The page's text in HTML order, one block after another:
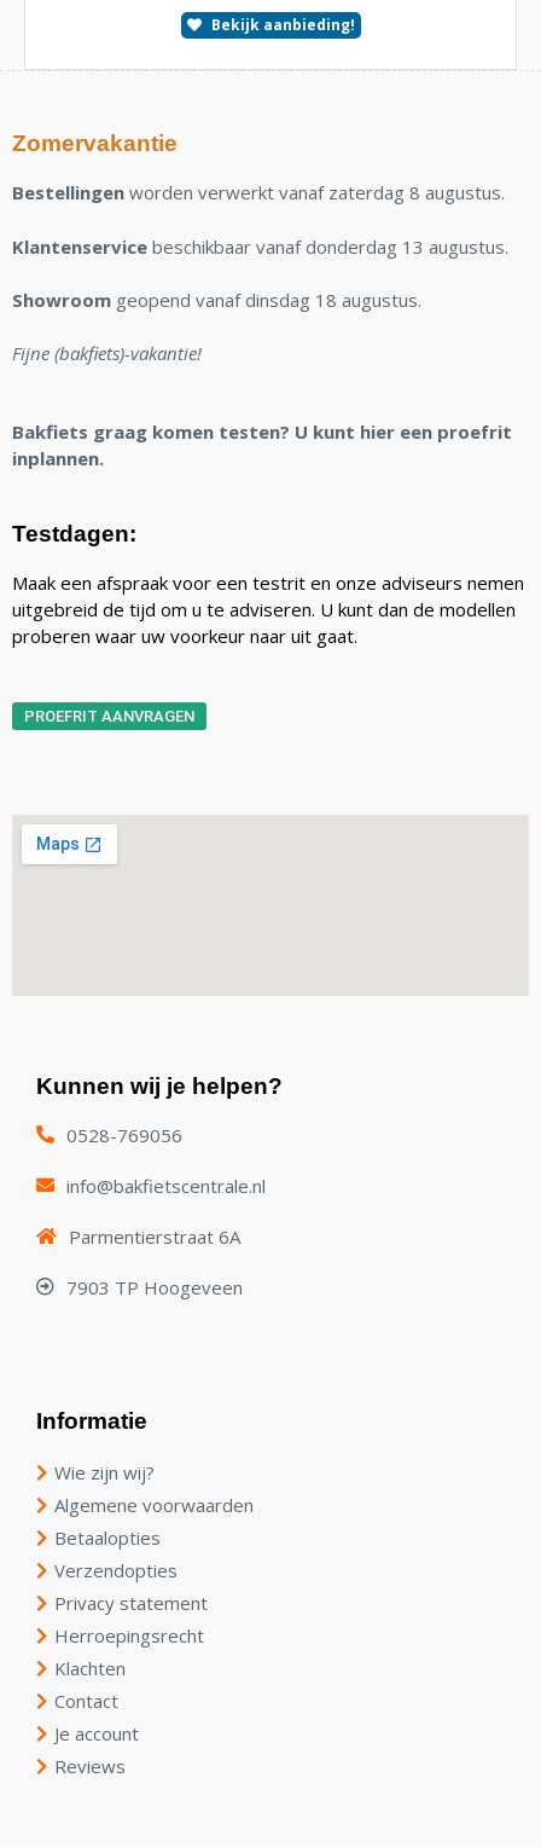
Bekijk aanbieding!
Zomervakantie
Bestellingen worden verwerkt vanaf zaterdag 8 augustus.
Klantenservice beschikbaar vanaf donderdag 13 augustus.
Showroom geopend vanaf dinsdag 18 augustus.
Fijne (bakfiets)-vakantie!
Bakfiets graag komen testen? U kunt hier een proefrit
inplannen.
Testdagen:
Maak een afspraak voor een testrit en onze adviseurs nemen
uitgebreid de tijd om u te adviseren. U kunt dan de modellen
proberen waar uw voorkeur naar uit gaat.
PROEFRIT AANVRAGEN
Kunnen wij je helpen?
0528-769056
info@bakfietscentrale.nl
Parmentierstraat 6A
7903 TP Hoogeveen
Informatie
Wie zijn wij?
Algemene voorwaarden
Betaalopties
Verzendopties
Privacy statement
Herroepingsrecht
Klachten
Contact
Je account
Reviews